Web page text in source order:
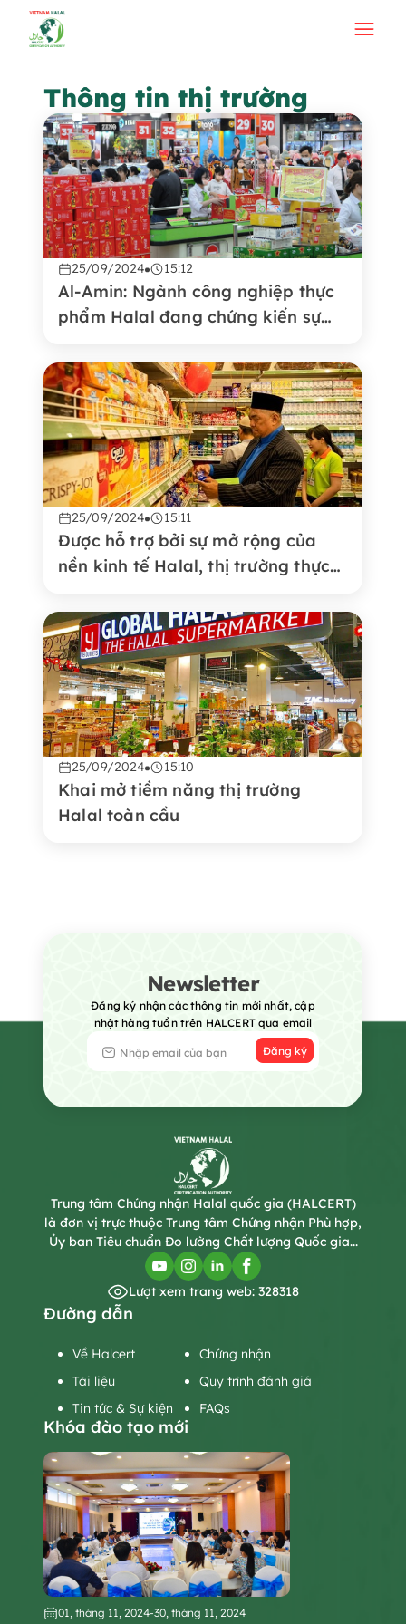
Thông tin thị trường
25/09/2024 15:12
Al-Amin: Ngành công nghiệp thực
phẩm Halal đang chứng kiến sự
cầu
25/09/2024 15:11
Được hỗ trợ bởi sự mở rộng của
nền kinh tế Halal, thị trường thực
vào năm 2024
25/09/2024 15:10
Khai mở tiềm năng thị trường
Halal toàn cầu
Newsletter
Đăng ký nhận các thông tin mới nhất, cập
nhật hàng tuần trên HALCERT qua email
Đăng ký
Trung tâm Chứng nhận Halal quốc gia (HALCERT)
là đơn vị trực thuộc Trung tâm Chứng nhận Phù hợp,
Ủy ban Tiêu chuẩn Đo lường Chất lượng Quốc gia...
Lượt xem trang web: 328318
Đường dẫn
Về Halcert
Chứng nhận
Tài liệu
Quy trình đánh giá
Tin tức & Sự kiện
FAQs
Khóa đào tạo mới
01, tháng 11, 2024-30, tháng 11, 2024